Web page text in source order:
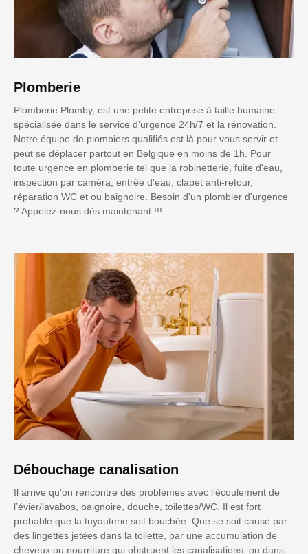
Plomberie
Plomberie Plomby, est une petite entreprise à taille humaine
spécialisée dans le service d’urgence 24h/7 et la rénovation.
Notre équipe de plombiers qualifiés est là pour vous servir et
peut se déplacer partout en Belgique en moins de 1h. Pour
toute urgence en plomberie tel que la robinetterie, fuite d'eau,
inspection par caméra, entrée d'eau, clapet anti-retour,
réparation WC et ou baignoire. Besoin d'un plombier d'urgence
? Appelez-nous dès maintenant !!!
Débouchage canalisation
Il arrive qu'on rencontre des problèmes avec l’écoulement de
l’évier/lavabos, baignoire, douche, toilettes/WC. Il est fort
probable que la tuyauterie soit bouchée. Que se soit causé par
des lingettes jetées dans la toilette, par une accumulation de
cheveux ou nourriture qui obstruent les canalisations, ou dans